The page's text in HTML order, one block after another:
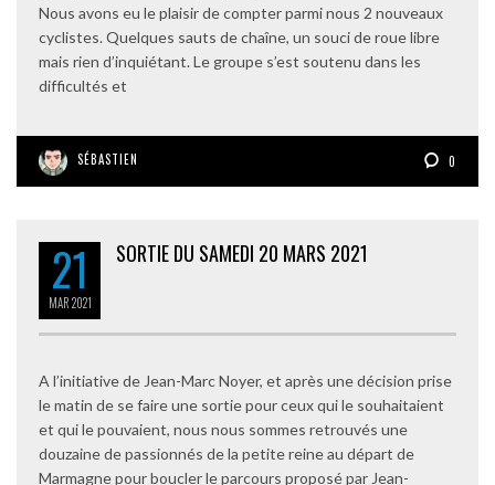
Nous avons eu le plaisir de compter parmi nous 2 nouveaux
cyclistes. Quelques sauts de chaîne, un souci de roue libre
mais rien d’inquiétant. Le groupe s’est soutenu dans les
difficultés et
SÉBASTIEN 0
21
MAR2021
SORTIE DU SAMEDI 20 MARS 2021
A l’initiative de Jean-Marc Noyer, et après une décision prise
le matin de se faire une sortie pour ceux qui le souhaitaient
et qui le pouvaient, nous nous sommes retrouvés une
douzaine de passionnés de la petite reine au départ de
Marmagne pour boucler le parcours proposé par Jean-